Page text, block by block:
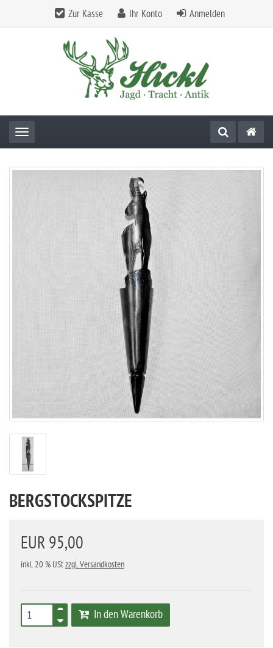
Zur Kasse Ihr Konto Anmelden
Toggle navigation
BERGSTOCKSPITZE
EUR 95,00
inkl. 20 % UStzzgl. Versandkosten
In den Warenkorb